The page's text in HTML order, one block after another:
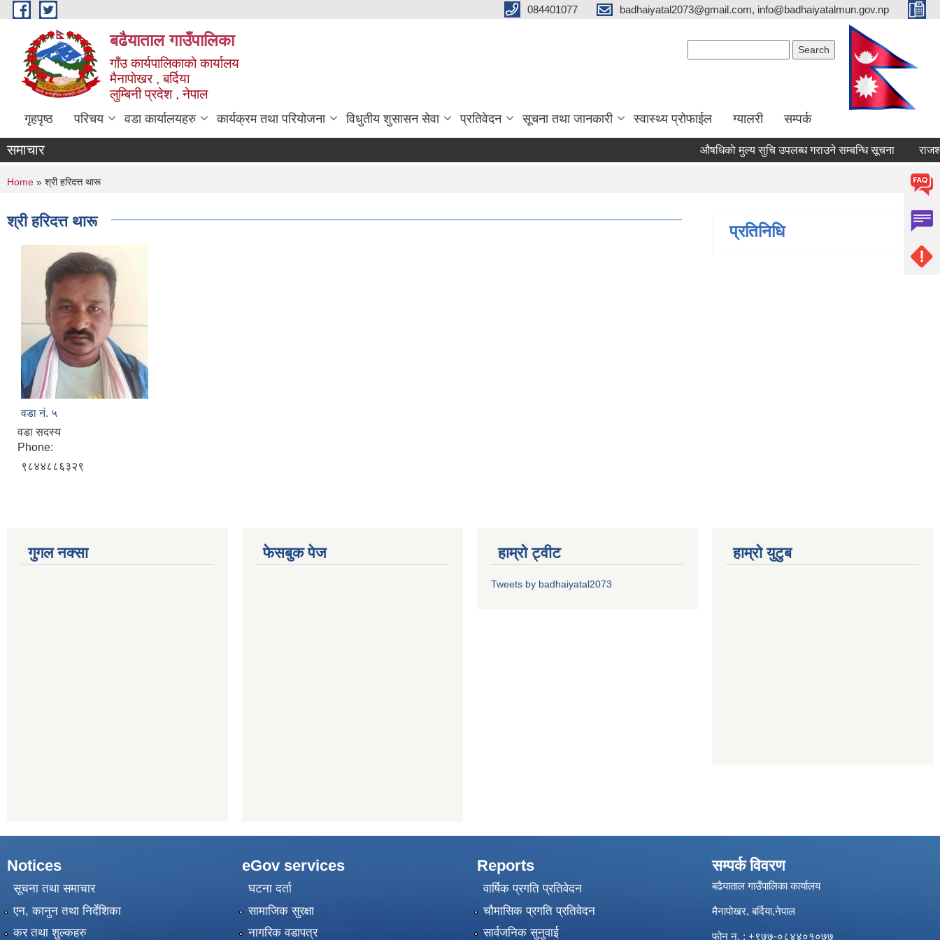
Skip to main content 084401077 badhaiyatal2073@gmail.com, info@badhaiyatalmun.gov.np
बढैयाताल गाउँपालिका
गाँउ कार्यपालिकाकाे कार्यालय
मैनापाेखर , बर्दिया
लुम्बिनी प्रदेश , नेपाल
गृहपृष्ठ परिचय वडा कार्यालयहरु कार्यक्रम तथा परियोजना विधुतीय शुसासन सेवा प्रतिवेदन सूचना तथा जानकारी स्वास्थ्य प्रोफाईल ग्यालरी सम्पर्क
समाचार औषधिकाे मुल्य सुचि उपलब्ध गराउने सम्बन्धि सूचना
You are here
Home » श्री हरिदत्त थारू
श्री हरिदत्त थारू
वडा नं. ५
वडा सदस्य
Phone:
९८४४८८६३२९
प्रतिनिधि
गुगल नक्सा फेसबुक पेज हाम्रो ट्वीट
Tweets by badhaiyatal2073
हाम्रो युटुब
Notices
सूचना तथा समाचार
एन, कानुन तथा निर्देशिका
कर तथा शुल्कहरु
eGov services
घटना दर्ता
सामाजिक सुरक्षा
नागरिक वडापत्र
Reports
वार्षिक प्रगति प्रतिवेदन
चौमासिक प्रगति प्रतिवेदन
सार्वजनिक सुनुवाई
सम्पर्क विवरण
बढैयाताल गाउँपालिका कार्यालय
मैनापोखर, बर्दिया,नेपाल
फोन न. : +९७७-०८४४०१०७७